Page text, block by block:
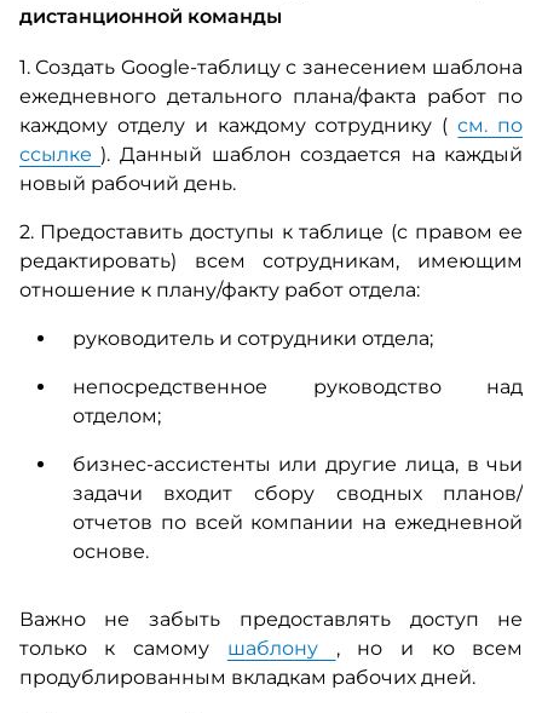
дистанционной команды
1. Создать Google-таблицу с занесением шаблона
ежедневного детального плана/факта работ по
каждому отделу и каждому сотруднику (см. по
ссылке). Данный шаблон создается на каждый
новый рабочий день.
2. Предоставить доступы к таблице (с правом ее
редактировать) всем сотрудникам, имеющим
отношение к плану/факту работ отдела:
руководитель и сотрудники отдела;
непосредственное руководство над
отделом;
бизнес-ассистенты или другие лица, в чьи
задачи входит сбору сводных планов/
отчетов по всей компании на ежедневной
основе.
Важно не забыть предоставлять доступ не
только к самому шаблону , но и ко всем
продублированным вкладкам рабочих дней.